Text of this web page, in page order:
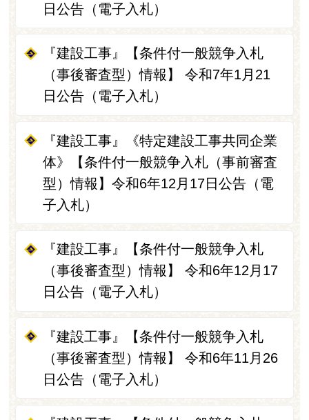
日公告（電子入札）
『建設工事』【条件付一般競争入札
（事後審査型）情報】 令和7年1月21
日公告（電子入札）
『建設工事』《特定建設工事共同企業
体》【条件付一般競争入札（事前審査
型）情報】令和6年12月17日公告（電
子入札）
『建設工事』【条件付一般競争入札
（事後審査型）情報】 令和6年12月17
日公告（電子入札）
『建設工事』【条件付一般競争入札
（事後審査型）情報】 令和6年11月26
日公告（電子入札）